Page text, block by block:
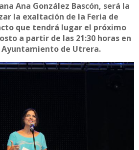
Ana González Bascón, será la
la exaltación de la Feria de
que tendrá lugar el próximo
a partir de las 21:30 horas en
de Utrera.